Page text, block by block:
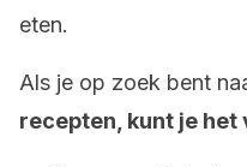
eten.
Als je op zoek bent
recepten, kunt je het